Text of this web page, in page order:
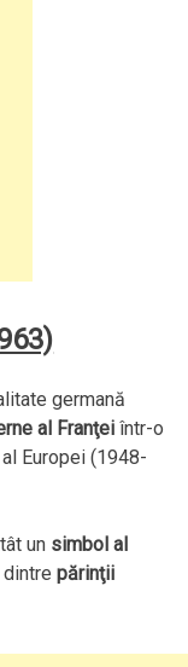
germană
al Franţei într-o
Europei (1948-
un simbol al
dintrepărinţii